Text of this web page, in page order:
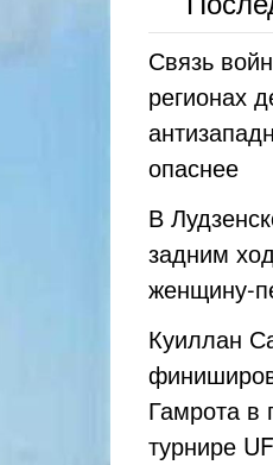
Связь
регионах
опаснее
В
задним
женщину-
Куиллан
Гамрота в
турнире